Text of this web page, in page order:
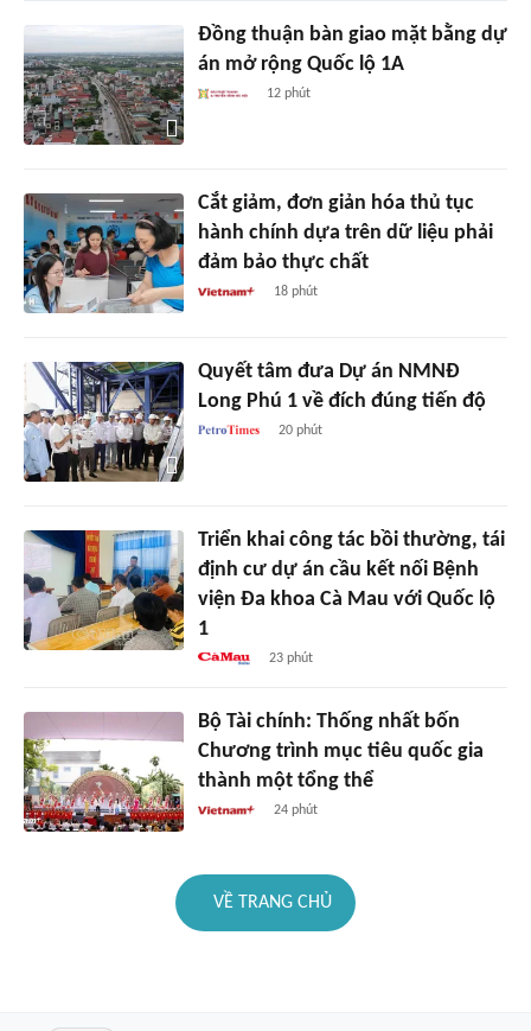
Đồng thuận bàn giao mặt bằng dự
án mở rộng Quốc lộ 1A
12 phút
Cắt giảm, đơn giản hóa thủ tục
hành chính dựa trên dữ liệu phải
đảm bảo thực chất
18 phút
Quyết tâm đưa Dự án NMNĐ
Long Phú 1 về đích đúng tiến độ
20 phút
Triển khai công tác bồi thường, tái
định cư dự án cầu kết nối Bệnh
viện Đa khoa Cà Mau với Quốc lộ
1
23 phút
Bộ Tài chính: Thống nhất bốn
Chương trình mục tiêu quốc gia
thành một tổng thể
24 phút
VỀ TRANG CHỦ